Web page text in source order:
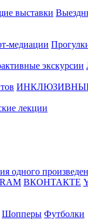
выставки
медиации
экскурсии
лекции
одного
ВКОНТАКТЕ
Шопперы Футболки